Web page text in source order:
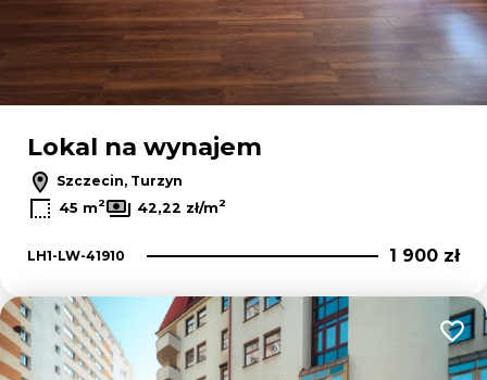
Lokal na wynajem
Szczecin, Turzyn
45 m2 42,22 zł/m2
LH1-LW-41910 1 900 zł